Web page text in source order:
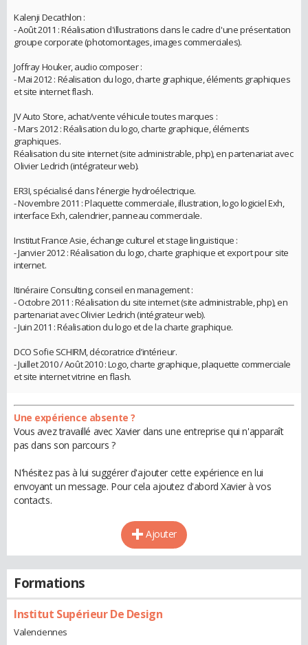
Kalenji Decathlon :
- Août 2011 : Réalisation d'illustrations dans le cadre d'une présentation
groupe corporate (photomontages, images commerciales).
Joffray Houker, audio composer :
- Mai 2012 : Réalisation du logo, charte graphique, éléments graphiques
et site internet flash.
JV Auto Store, achat/vente véhicule toutes marques :
- Mars 2012 : Réalisation du logo, charte graphique, éléments
graphiques.
Réalisation du site internet (site administrable, php), en partenariat avec
Olivier Ledrich (intégrateur web).
ER3I, spécialisé dans l'énergie hydroélectrique.
- Novembre 2011 : Plaquette commerciale, illustration, logo logiciel Exh,
interface Exh, calendrier, panneau commerciale.
Institut France Asie, échange culturel et stage linguistique :
- Janvier 2012 : Réalisation du logo, charte graphique et export pour site
internet.
Itinéraire Consulting, conseil en management :
- Octobre 2011 : Réalisation du site internet (site administrable, php), en
partenariat avec Olivier Ledrich (intégrateur web).
- Juin 2011 : Réalisation du logo et de la charte graphique.
DCO Sofie SCHIRM, décoratrice d’intérieur.
- Juillet 2010 / Août 2010 : Logo, charte graphique, plaquette commerciale
et site internet vitrine en flash.
Une expérience absente ?
Vous avez travaillé avec Xavier dans une entreprise qui n'apparaît
pas dans son parcours ?
N'hésitez pas à lui suggérer d'ajouter cette expérience en lui
envoyant un message. Pour cela ajoutez d'abord Xavier à vos
contacts.
Ajouter
Formations
Institut Supérieur De Design
Valenciennes